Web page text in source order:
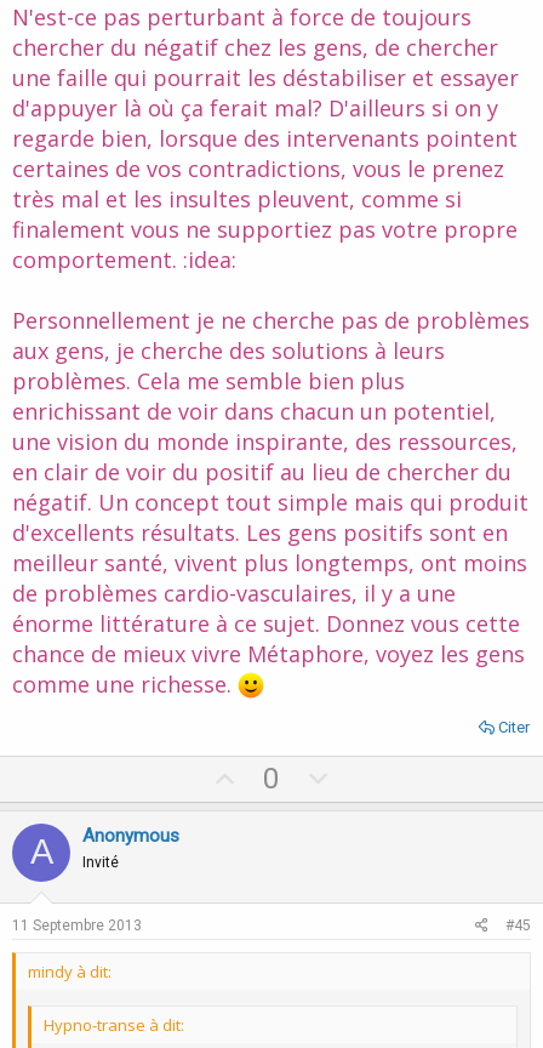
N'est-ce pas perturbant à force de toujours
chercher du négatif chez les gens, de chercher
une faille qui pourrait les déstabiliser et essayer
d'appuyer là où ça ferait mal? D'ailleurs si on y
regarde bien, lorsque des intervenants pointent
certaines de vos contradictions, vous le prenez
très mal et les insultes pleuvent, comme si
finalement vous ne supportiez pas votre propre
comportement. :idea:
Personnellement je ne cherche pas de problèmes
aux gens, je cherche des solutions à leurs
problèmes. Cela me semble bien plus
enrichissant de voir dans chacun un potentiel,
une vision du monde inspirante, des ressources,
en clair de voir du positif au lieu de chercher du
négatif. Un concept tout simple mais qui produit
d'excellents résultats. Les gens positifs sont en
meilleur santé, vivent plus longtemps, ont moins
de problèmes cardio-vasculaires, il y a une
énorme littérature à ce sujet. Donnez vous cette
chance de mieux vivre Métaphore, voyez les gens
comme une richesse.
Citer
p
t
0
o
v
A Anonymous
Invité
11 Septembre 2013 #45
mindy à dit:
Hypno-transe à dit: